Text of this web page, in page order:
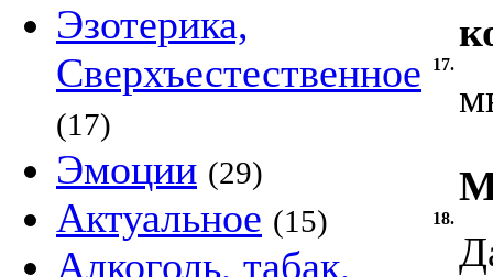
Эзотерика,
Сверхъестественное
(17)
Эмоции (29)
Актуальное (15)
Алкоголь, табак,
17.
18.